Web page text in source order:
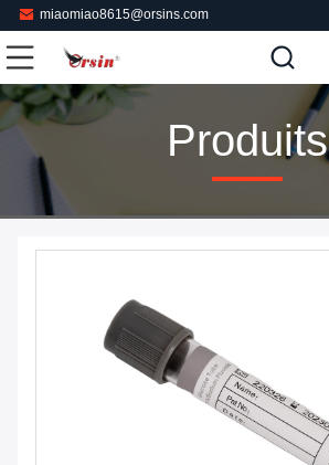
miaomiao8615@orsins.com
Produits